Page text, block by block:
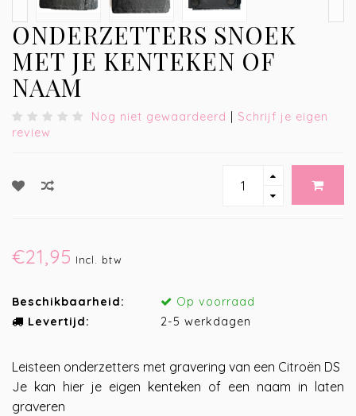
ONDERZETTERS SNOEK
MET JE KENTEKEN OF
NAAM
Nog niet gewaardeerd | Schrijf je eigen
review
€21,95 Incl. btw
Beschikbaarheid:
Op voorraad
Levertijd:
2-5 werkdagen
Leisteen onderzetters met gravering van een Citroën DS
Je kan hier je eigen kenteken of een naam in laten
graveren